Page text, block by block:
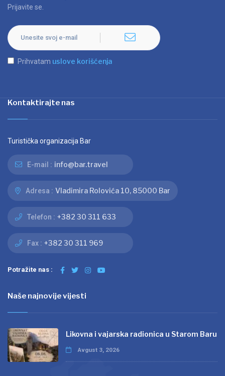
Prijavite se.
Prihvatam uslove korišćenja
Kontaktirajte nas
Turistička organizacija Bar
E-mail : info@bar.travel
Adresa : Vladimira Rolovića 10, 85000 Bar
Telefon : +382 30 311 633
Fax : +382 30 311 969
Potražite nas :
Naše najnovije vijesti
Likovna i vajarska radionica u Starom Baru
Avgust 3, 2026